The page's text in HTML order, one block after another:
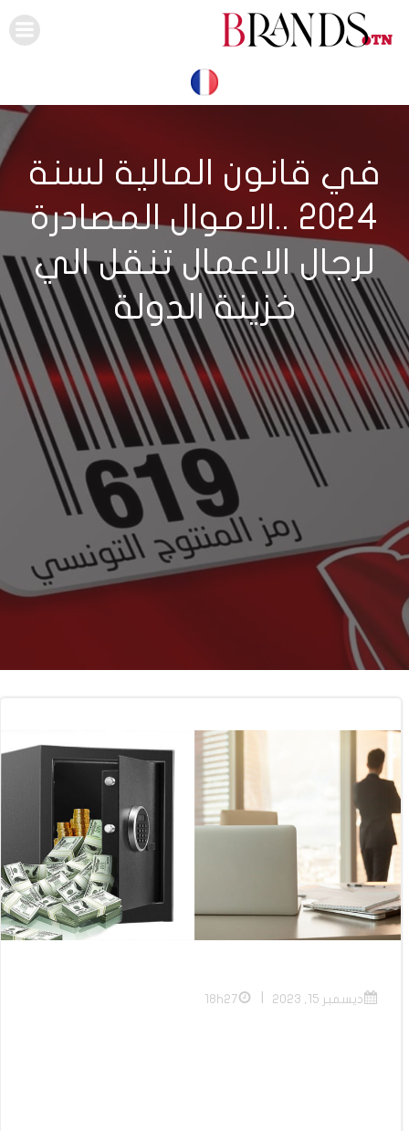
في قانون المالية لسنة
2024 ..الاموال المصادرة
لرجال الاعمال تنقل الي
خزينة الدولة
ديسمبر 15, 2023 18h27